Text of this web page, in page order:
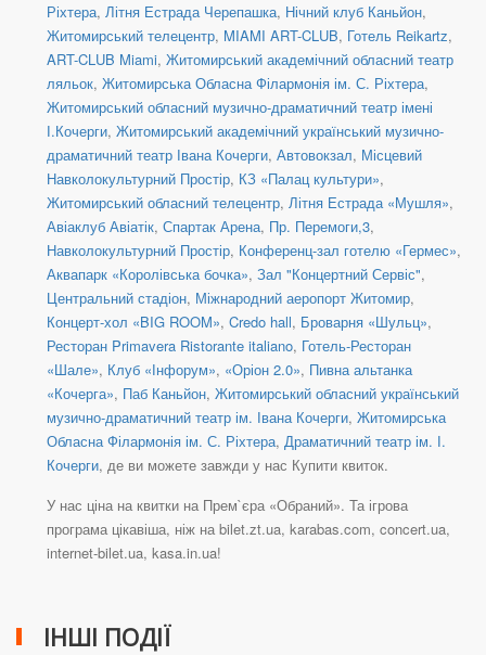
Ріхтера, Літня Естрада Черепашка, Нічний клуб Каньйон,
Житомирський телецентр, MIAMI ART-CLUB, Готель Reikartz,
ART-CLUB Miami, Житомирський академічний обласний театр
ляльок, Житомирська Обласна Філармонія ім. С. Ріхтера,
Житомирський обласний музично-драматичний театр імені
І.Кочерги, Житомирський академічний український музично-
драматичний театр Івана Кочерги, Автовокзал, Місцевий
Навколокультурний Простір, КЗ «Палац культури»,
Житомирський обласний телецентр, Літня Естрада «Мушля»,
Авіаклуб Авіатік, Спартак Арена, Пр. Перемоги,3,
Навколокультурний Простір, Конференц-зал готелю «Гермес»,
Аквапарк «Королівська бочка», Зал "Концертний Сервіс",
Центральний стадіон, Міжнародний аеропорт Житомир,
Концерт-хол «BIG ROOM», Credo hall, Броварня «Шульц»,
Ресторан Primavera Ristorante italiano, Готель-Ресторан
«Шале», Клуб «Інфорум», «Оріон 2.0», Пивна альтанка
«Кочерга», Паб Каньйон, Житомирський обласний український
музично-драматичний театр ім. Івана Кочерги, Житомирська
Обласна Філармонія ім. С. Ріхтера, Драматичний театр ім. І.
Кочерги, де ви можете завжди у нас Купити квиток.
У нас ціна на квитки на Прем`єра «Обраний». Та ігрова
програма цікавіша, ніж на bilet.zt.ua, karabas.com, concert.ua,
internet-bilet.ua, kasa.in.ua!
ІНШІ ПОДІЇ